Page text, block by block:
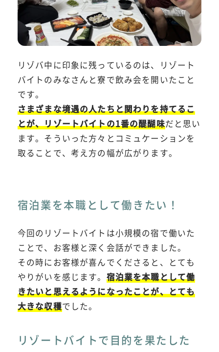
リゾバ中に印象に残っているのは、リゾート
バイトのみなさんと寮で飲み会を開いたこと
です。
さまざまな境遇の人たちと関わりを持てるこ
とが、リゾートバイトの1番の醍醐味だと思い
ます。そういった方々とコミュケーションを
取ることで、考え方の幅が広がります。
宿泊業を本職として働きたい！
今回のリゾートバイトは小規模の宿で働いた
ことで、お客様と深く会話ができました。
その時にお客様が喜んでくださると、とても
やりがいを感じます。 宿泊業を本職として働
きたいと思えるようになったことが、とても
大きな収穫でした。
リゾートバイトで目的を果たした